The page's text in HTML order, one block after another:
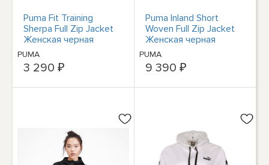
Puma Fit Training
Sherpa Full Zip Jacket
Женская черная
повседневная
спортивная верхняя
одежда
PUMA
3 290 ₽
Puma Inland Short
Woven Full Zip Jacket
Женская черная
повседневная
спортивная верхняя
одежда 5
PUMA
9 390 ₽